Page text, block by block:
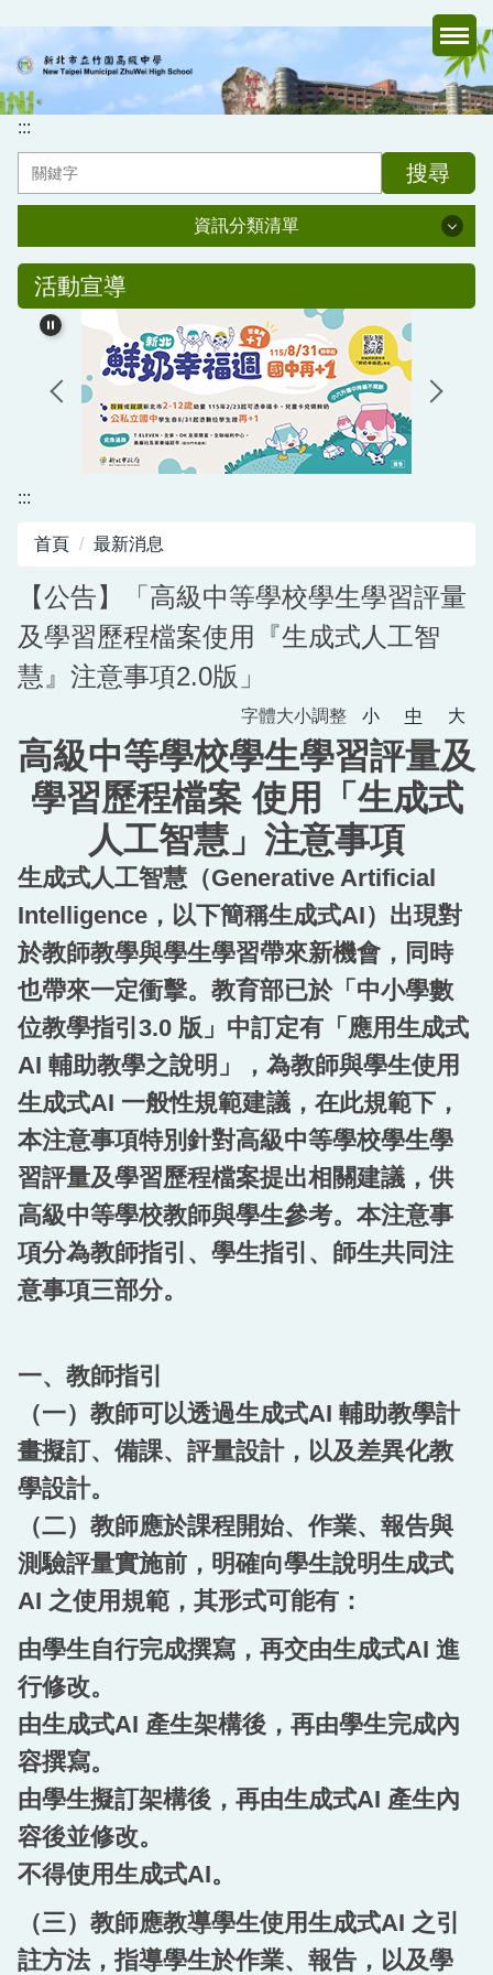
主
要
內
容
:::
搜尋
資訊分類清單
資訊分類清單
認識竹中
行政處室
家長會
媒體報導專區
正常教學專區
學生事務專區
衛生健康專區
體育組專區
會計專區
職業安全衛生專區
回首頁
活動宣導
:::
首頁 最新消息
【公告】「高級中等學校學生學習評量
及學習歷程檔案使用『生成式人工智
慧』注意事項2.0版」
字體大小調整 小 中 大
高級中等學校學生學習評量及
學習歷程檔案 使用「生成式
人工智慧」注意事項
生成式人工智慧（Generative Artificial
Intelligence，以下簡稱生成式AI）出現對
於教師教學與學生學習帶來新機會，同時
也帶來一定衝擊。教育部已於「中小學數
位教學指引3.0 版」中訂定有「應用生成式
AI 輔助教學之說明」，為教師與學生使用
生成式AI 一般性規範建議，在此規範下，
本注意事項特別針對高級中等學校學生學
習評量及學習歷程檔案提出相關建議，供
高級中等學校教師與學生參考。本注意事
項分為教師指引、學生指引、師生共同注
意事項三部分。
一、教師指引
（一）教師可以透過生成式AI 輔助教學計
畫擬訂、備課、評量設計，以及差異化教
學設計。
（二）教師應於課程開始、作業、報告與
測驗評量實施前，明確向學生說明生成式
AI 之使用規範，其形式可能有：
由學生自行完成撰寫，再交由生成式AI 進
行修改。
由生成式AI 產生架構後，再由學生完成內
容撰寫。
由學生擬訂架構後，再由生成式AI 產生內
容後並修改。
不得使用生成式AI。
（三）教師應教導學生使用生成式AI 之引
註方法，指導學生於作業、報告，以及學